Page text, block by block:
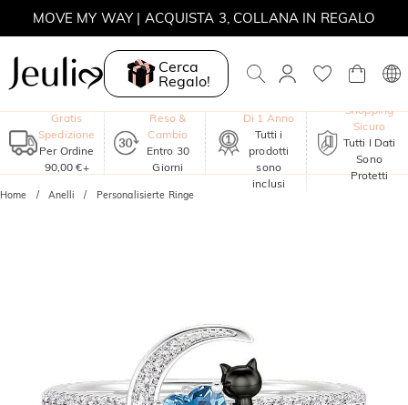
SALDI ESTIVI | -30% SUL 2° ARTICOLO | CODICE: SUMMER
MOVE MY WAY | ACQUISTA 3, COLLANA IN REGALO
Cerca
Regalo!
Gratis
Spedizione
Per Ordine
90,00 €+
Reso &
Cambio
Entro 30
Giorni
Di 1 Anno
Tutti i
prodotti
sono
inclusi
Shopping
Sicuro
Tutti I Dati
Sono
Protetti
Home Anelli Personalisierte Ringe